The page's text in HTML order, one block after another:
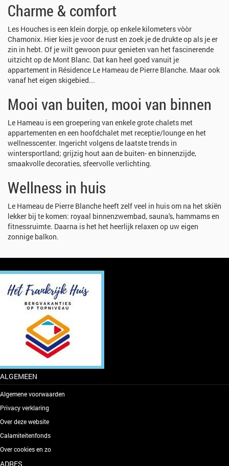
Charme & comfort
Les Houches is een klein dorpje, op enkele kilometers vòòr
Chamonix. Hier kies je voor de rust en zoek je de drukte op als je er
zin in hebt. Of je wilt gewoon puur genieten van het fascinerende
uitzicht op de Mont Blanc. Dat kan heel goed vanuit je
appartement in Résidence Le Hameau de Pierre Blanche. Maar ook
vanaf het eigen skigebied...
Mooi van buiten, mooi van binnen
Le Hameau is een groepering van enkele grote chalets met
appartementen en een hoofdchalet met receptie/lounge en het
wellnesscenter. Ingericht volgens de laatste trends in
wintersportland; grijzig hout aan de buiten- en binnenzijde,
smaakvolle decoraties, sfeervolle verlichting.
Wellness in huis
Le Hameau de Pierre Blanche heeft zelf veel in huis om na het skiën
lekker bij te komen: royaal binnenzwembad, sauna's, hammams en
fitnessruimte. Daarna is het het heerlijk relaxen op uw eigen
zonnige balkon.
ALGEMEEN
Algemene voorwaarden
Privacy verklaring
Over deze website
Calamiteitenfonds
Over cookies en zo
ADRES